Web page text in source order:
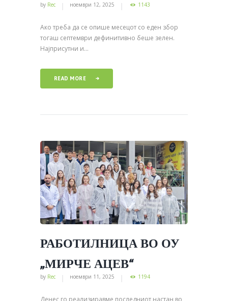
by Rec ноември 12, 2025 1143
Ако треба да се опише месецот со еден збор
тогаш септември дефинитивно беше зелен.
Најприсутни и...
READ MORE
РАБОТИЛНИЦА ВО ОУ
„МИРЧЕ АЦЕВ“
by Rec ноември 11, 2025 1194
Денес го реализиравме последниот настан во